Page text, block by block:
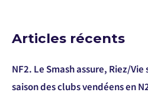
Articles récents
NF2. Le Smash assure, Riez/
saison des clubs vendéens en